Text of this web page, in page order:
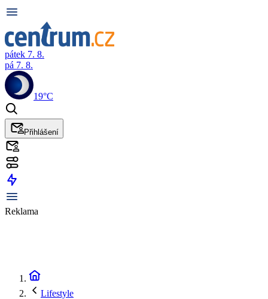
pátek 7. 8.
pá 7. 8.
19°C
Přihlášení
Reklama
Lifestyle